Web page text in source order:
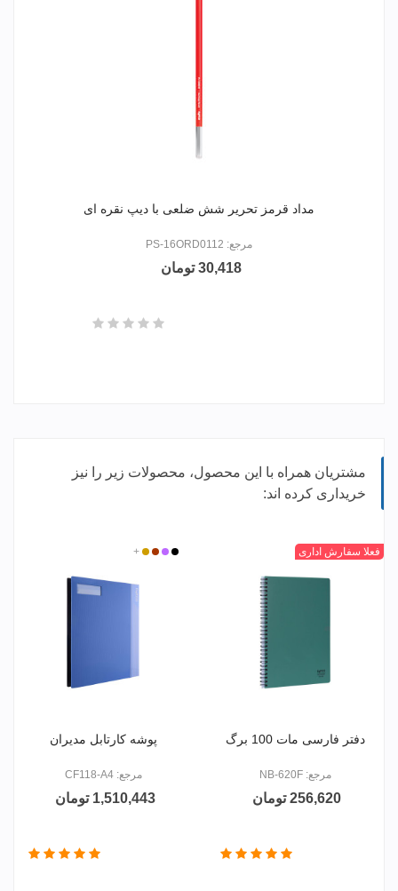
مداد قرمز تحریر شش ضلعی با دیپ نقره ای
مرجع: PS-16ORD0112
30,418 تومان
مشتریان همراه با این محصول، محصولات زیر را نیز
خریداری کرده اند:
مشکی
بنفشنقره
ای
گلبهی
+
فعلا سفارش اداری
دفتر فارسی مات 100 برگ
مرجع: NB-620F
256,620 تومان
مشکی
بنفش
مسی
طلایی
+
پوشه کارتابل مدیران
مرجع: CF118-A4
1,510,443 تومان